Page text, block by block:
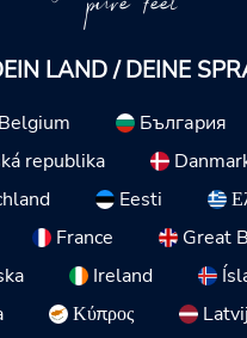
LAND / DEINE
Belgium
България
republika
Eesti
France
Great
Ireland
Κύπρος